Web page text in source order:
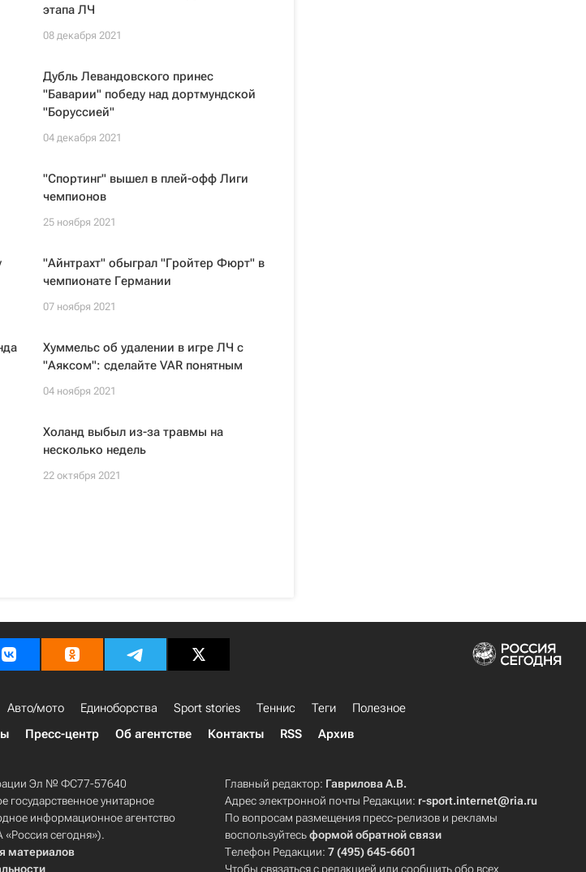
этапа ЛЧ
08 декабря 2021
Дубль Левандовского принес
"Баварии" победу над дортмундской
"Боруссией"
04 декабря 2021
"Спортинг" вышел в плей-офф Лиги
чемпионов
25 ноября 2021
"Айнтрахт" обыграл "Гройтер Фюрт" в
чемпионате Германии
07 ноября 2021
Хуммельс об удалении в игре ЛЧ с
"Аяксом": сделайте VAR понятным
04 ноября 2021
Холанд выбыл из-за травмы на
несколько недель
22 октября 2021
Авто/мото Единоборства Sport stories Теннис Теги
Полезное
Пресс-центр Об агентстве Контакты RSS Архив
Эл № ФС77-57640
государственное унитарное
информационное агентство
сегодня»).
материалов
Главный редактор: Гаврилова А.В.
Адрес электронной почты Редакции: r-sport.internet@ria.ru
По вопросам размещения пресс-релизов и рекламы
воспользуйтесьформой обратной связи
Телефон Редакции:7 (495) 645-6601
Чтобы связаться с редакцией или сообщить обо всех